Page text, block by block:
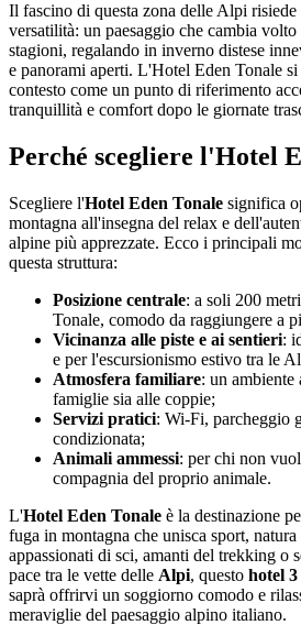
Il fascino di questa zona delle Alpi risiede
versatilità: un paesaggio che cambia
stagioni, regalando in inverno distese
e panorami aperti. L'Hotel Eden Tonale
contesto come un punto di riferimento
tranquillità e comfort dopo le giornate
Perché scegliere l'Hotel
Scegliere l'Hotel Eden Tonale significa
montagna all'insegna del relax e
alpine più apprezzate. Ecco i principali
questa struttura:
Posizione centrale: a soli 200
Tonale, comodo da raggiungere a
Vicinanza alle piste e ai sentieri:
e per l'escursionismo estivo tra le
Atmosfera familiare: un ambiente
famiglie sia alle coppie;
Servizi pratici: Wi-Fi, parcheggio
condizionata;
Animali ammessi: per chi non
compagnia del proprio animale.
L'Hotel Eden Tonale è la destinazione
fuga in montagna che unisca sport,
appassionati di sci, amanti del trekking o
pace tra le vette delle Alpi, questo hotel 3
saprà offrirvi un soggiorno comodo e
meraviglie del paesaggio alpino italiano.